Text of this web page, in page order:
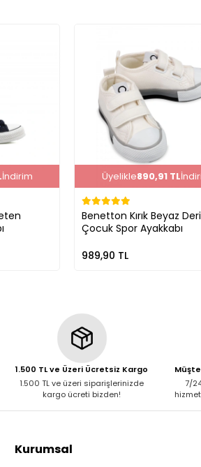
İndirim Üyelikle890,91 TL
Benetton Kırık Beyaz Deri
Çocuk Spor Ayakkabı
989,90 TL
1.500 TL ve Üzeri Ücretsiz Kargo
1.500 TL ve üzeri siparişlerinizde
kargo ücreti bizden!
7/
Kurumsal